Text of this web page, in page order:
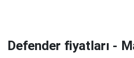
Defender fiyatları -